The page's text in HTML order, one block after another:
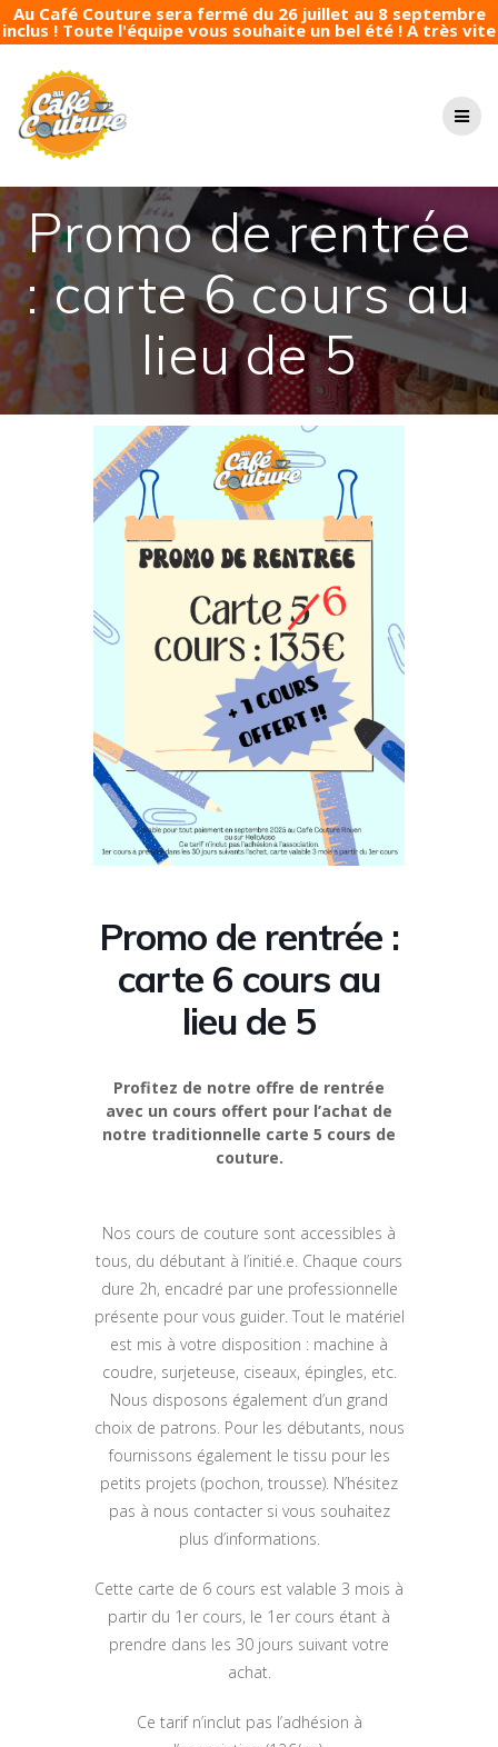
Au Café Couture sera fermé du 26 juillet au 8 septembre
inclus ! Toute l'équipe vous souhaite un bel été ! A très vite
Promo de rentrée
: carte 6 cours au
lieu de 5
Promo de rentrée :
carte 6 cours au
lieu de 5
Profitez de notre offre de rentrée
avec un cours offert pour l’achat de
notre traditionnelle carte 5 cours de
couture.
Nos cours de couture sont accessibles à
tous, du débutant à l’initié.e. Chaque cours
dure 2h, encadré par une professionnelle
présente pour vous guider. Tout le matériel
est mis à votre disposition : machine à
coudre, surjeteuse, ciseaux, épingles, etc.
Nous disposons également d’un grand
choix de patrons. Pour les débutants, nous
fournissons également le tissu pour les
petits projets (pochon, trousse). N’hésitez
pas à nous contacter si vous souhaitez
plus d’informations.
Cette carte de 6 cours est valable 3 mois à
partir du 1er cours, le 1er cours étant à
prendre dans les 30 jours suivant votre
achat.
Ce tarif n’inclut pas l’adhésion à